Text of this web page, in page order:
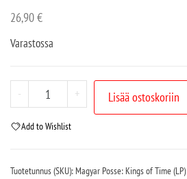
26,90€
Varastossa
- + Lisää ostoskoriin
Add to Wishlist
Tuotetunnus (SKU): Magyar Posse: Kings of Time (LP)